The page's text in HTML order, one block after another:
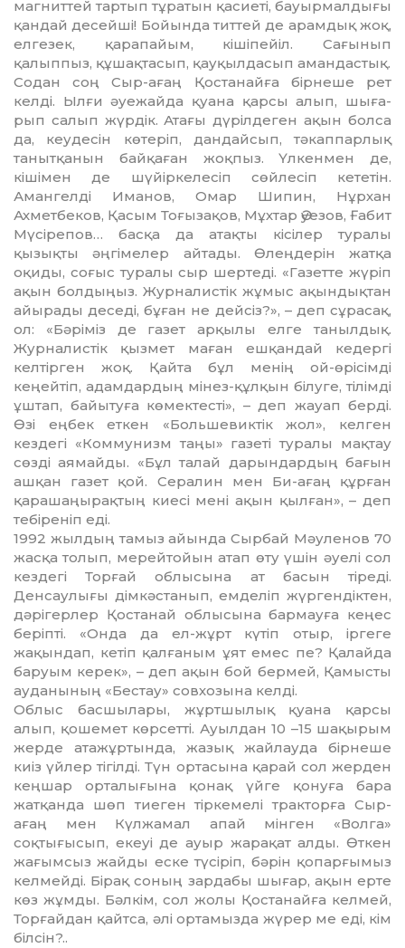
магниттей тартып тұратын қасиеті, бауырмалдығы
қандай десейші! Бойында титтей де арамдық жоқ,
елгезек, қарапайым, кішіпейіл. Сағынып
қалыппыз, құшақтасып, қауқылдасып амандастық.
Содан соң Сыр-ағаң Қос­танайға бірнеше рет
келді. Ылғи әуежайда қуана қарсы алып, шы­ға­
рып салып жүрдік. Атағы дүрілдеген ақын болса
да, кеудесін көтеріп, дандайсып, тәкаппарлық
таныт­қанын байқаған жоқпыз. Үлкенмен де,
кішімен де шүйіркелесіп сөйле­сіп кететін.
Амангелді Иманов, Ом­ар Шипин, Нұрхан
Ахметбеков, Қасым Тоғызақов, Мұхтар Әуезов, Ғабит
Мүсірепов… басқа да атақты кісілер туралы
қызықты әңгімелер айтады. Өлеңдерін жатқа
оқиды, соғыс туралы сыр шертеді. «Газетте жүріп
ақын болдыңыз. Журналистік жұмыс ақындықтан
айырады деседі, бұған не дейсіз?», – деп сұ­расақ,
ол: «Бәріміз де газет ар­қы­лы елге танылдық.
Журналис­тік қызмет маған ешқандай ке­дергі
келтірген жоқ. Қайта бұл менің ой-өрісімді
кеңейтіп, адам­дар­дың мінез-құлқын білуге, тілім­ді
ұштап, байытуға көмек­тесті», – деп жауап берді.
Өзі ең­бек еткен «Больше­вик­тік жол», келген
кездегі «Ком­му­низм таңы» газеті туралы мақтау
сөзді ая­май­ды. «Бұл талай дарын­дар­дың бағын
ашқан газет қой. Сералин мен Би-ағаң құрған
қара­ша­ңы­рақтың киесі мені ақын қылған», – деп
тебіреніп еді.
1992 жылдың тамыз айында Сырбай Мәуленов 70
жасқа то­лып, мерейтойын атап өту үшін әуелі сол
кездегі Торғай облысына ат басын тіреді.
Денсаулығы дімкәстанып, емделіп жүргендік­тен,
дәрігерлер Қостанай облы­сы­на бармауға кеңес
беріпті. «Он­да да ел-жұрт күтіп отыр, ірге­ге
жақындап, кетіп қалғаным ұят емес пе? Қалайда
баруым ке­рек», – деп ақын бой бермей, Қа­­мысты
ауданының «Бестау» сов­хозына келді.
Облыс басшылары, жұртшы­лық қуана қарсы
алып, қошемет көрсетті. Ауылдан 10 –15 шақы­рым
жерде атажұртында, жазық жайлауда бірнеше
киіз үйлер тігілді. Түн ортасына қарай сол жерден
кеңшар орталығына қо­нақ үйге қонуға бара
жатқанда шөп тиеген тіркемелі тракторға Сыр-
ағаң мен Күлжамал апай мінген «Волга»
соқтығысып, екеуі де ауыр жарақат алды. Өткен
жағымсыз жайды еске түсіріп, бәрін қопарғымыз
келмейді. Бірақ соның зардабы шығар, ақын ерте
көз жұмды. Бәлкім, сол жолы Қостанайға келмей,
Тор­ғай­дан қайтса, әлі ортамызда жү­­рер ме еді, кім
білсін?..